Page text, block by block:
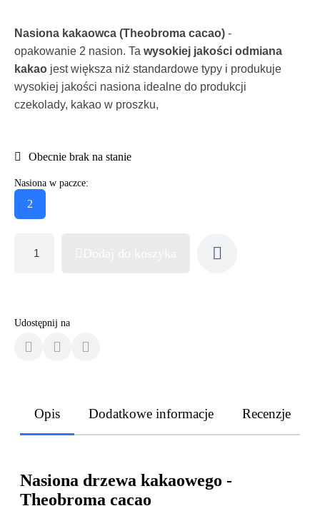
Nasiona kakaowca (Theobroma cacao) -
opakowanie 2 nasion. Ta wysokiej jakości odmiana
kakao jest większa niż standardowe typy i produkuje
wysokiej jakości nasiona idealne do produkcji
czekolady, kakao w proszku,
Obecnie brak na stanie
Nasiona w paczce:
2
Udostępnij na
Opis Dodatkowe informacje Recenzje
Nasiona drzewa kakaowego -
Theobroma cacao